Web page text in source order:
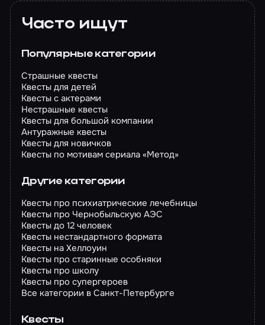
Часто ищут
Популярные категории
Страшные квесты
Квесты для детей
Квесты с актерами
Нестрашные квесты
Квесты для большой компании
Антуражные квесты
Квесты для новичков
Квесты по мотивам сериала «Метод»
Другие категории
Квесты про психиатрические лечебницы
Квесты про Чернобыльскую АЭС
Квесты до 12 человек
Квесты нестандартного формата
Квесты на Хеллоуин
Квесты про старинные особняки
Квесты про школу
Квесты про супергероев
Все категории в Санкт-Петербурге
Квесты